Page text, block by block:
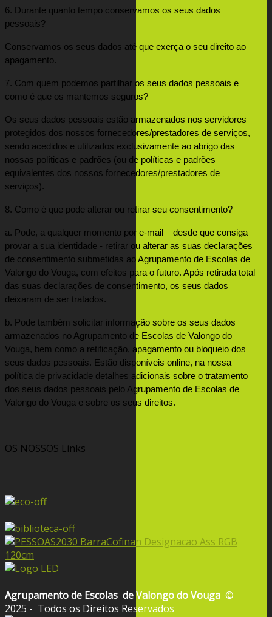
6. Durante quanto tempo conservamos os seus dados
pessoais?
Conservamos os seus dados até que exerça o seu direito ao
apagamento.
7. Com quem podemos partilhar os seus dados pessoais e
como é que os mantemos seguros?
Os seus dados pessoais estão armazenados nos servidores
protegidos dos nossos fornecedores/prestadores de serviços,
sendo acedidos e utilizados exclusivamente ao abrigo das
nossas políticas e padrões (ou de políticas e padrões
equivalentes dos nossos fornecedores/prestadores de
serviços).
8. Como é que pode alterar ou retirar seu consentimento?
a. Pode, a qualquer momento por e-mail – desde que consiga
provar a sua identidade - retirar ou alterar as suas declarações
de consentimento submetidas ao Agrupamento de Escolas de
Valongo do Vouga, com efeitos para o futuro. Após retirada total
das suas declarações de consentimento, os seus dados
deixaram de ser tratados.
b. Pode também solicitar informação sobre os seus dados
armazenados no Agrupamento de Escolas de Valongo do
Vouga, bem como a retificação, apagamento ou bloqueio dos
seus dados pessoais. Estão disponíveis online, na nossa
política de privacidade detalhes adicionais sobre o tratamento
dos seus dados pessoais pelo Agrupamento de Escolas de
Valongo do Vouga e sobre os seus direitos.
OS NOSSOS Links
Agrupamento de Escolas de Valongo do Vouga ©
2025 - Todos os Direitos Reservados